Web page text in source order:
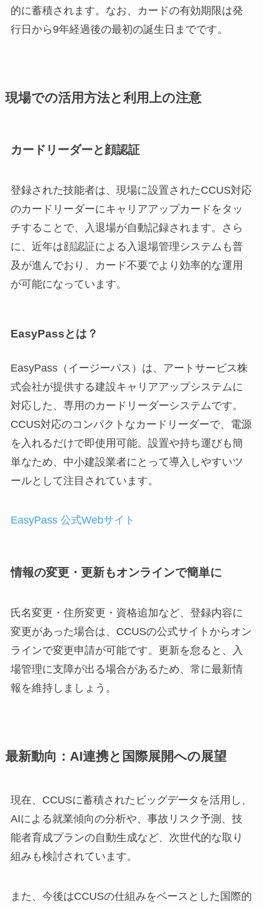
的に蓄積されます。なお、カードの有効期限は発
行日から9年経過後の最初の誕生日までです。
現場での活用方法と利用上の注意
カードリーダーと顔認証
登録された技能者は、現場に設置されたCCUS対応
のカードリーダーにキャリアアップカードをタッ
チすることで、入退場が自動記録されます。さら
に、近年は顔認証による入退場管理システムも普
及が進んでおり、カード不要でより効率的な運用
が可能になっています。
EasyPassとは？
EasyPass（イージーパス）は、アートサービス株
式会社が提供する建設キャリアアップシステムに
対応した、専用のカードリーダーシステムです。
CCUS対応のコンパクトなカードリーダーで、電源
を入れるだけで即使用可能。設置や持ち運びも簡
単なため、中小建設業者にとって導入しやすいツ
ールとして注目されています。
EasyPass 公式Webサイト
情報の変更・更新もオンラインで簡単に
氏名変更・住所変更・資格追加など、登録内容に
変更があった場合は、CCUSの公式サイトからオン
ラインで変更申請が可能です。更新を怠ると、入
場管理に支障が出る場合があるため、常に最新情
報を維持しましょう。
最新動向：AI連携と国際展開への展望
現在、CCUSに蓄積されたビッグデータを活用し、
AIによる就業傾向の分析や、事故リスク予測、技
能者育成プランの自動生成など、次世代的な取り
組みも検討されています。
また、今後はCCUSの仕組みをベースとした国際的